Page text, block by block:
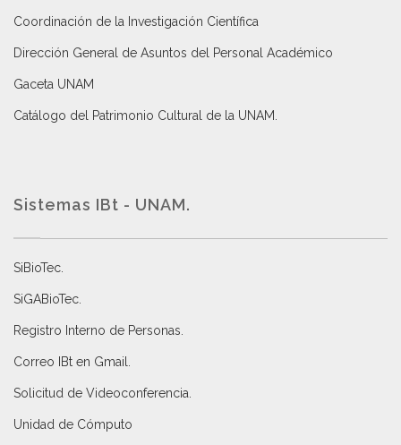
Coordinación de la Investigación Científica
Dirección General de Asuntos del Personal Académico
Gaceta UNAM
Catálogo del Patrimonio Cultural de la UNAM.
Sistemas IBt - UNAM.
SiBioTec
SiGABioTec.
Registro Interno de Personas
Correo IBt en Gmail
Solicitud de Videoconferencia.
Unidad de Cómputo